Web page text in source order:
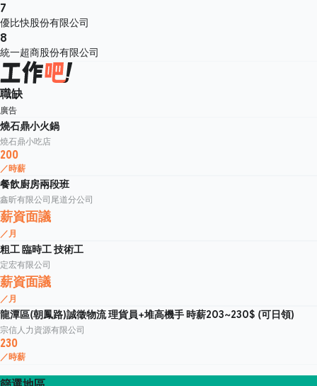
7
優比快股份有限公司
8
統一超商股份有限公司
職缺
廣告
燒石鼎小火鍋
燒石鼎小吃店
200
／時薪
餐飲廚房兩段班
鑫昕有限公司尾道分公司
薪資面議
／月
粗工 臨時工 技術工
定宏有限公司
薪資面議
／月
龍潭區(朝鳳路)誠徵物流 理貨員+堆高機手 時薪203~230$ (可日領)
宗信人力資源有限公司
230
／時薪